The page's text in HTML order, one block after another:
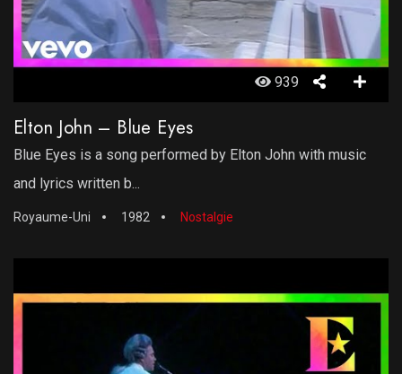
939
Elton John – Blue Eyes
Blue Eyes is a song performed by Elton John with music
and lyrics written b...
Royaume-Uni 1982 Nostalgie